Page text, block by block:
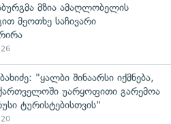
მზია ამაღლობელის
მეოთხე საჩივარი
"ყალბი შინაარსი იქმნება,
უარყოფითი გარემოა
ტურისტებისთვის"